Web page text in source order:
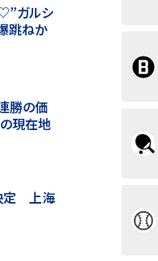
ガルシ
跳ねか
勝の価
現在地
定 上海